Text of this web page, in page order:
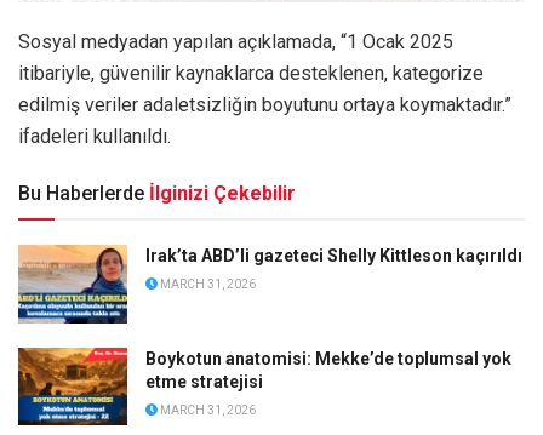
Sosyal medyadan yapılan açıklamada, “1 Ocak 2025
itibariyle, güvenilir kaynaklarca desteklenen, kategorize
edilmiş veriler adaletsizliğin boyutunu ortaya koymaktadır.”
ifadeleri kullanıldı.
Bu Haberlerde İlginizi Çekebilir
Irak’ta ABD’li gazeteci Shelly Kittleson kaçırıldı
MARCH 31, 2026
Boykotun anatomisi: Mekke’de toplumsal yok
etme stratejisi
MARCH 31, 2026